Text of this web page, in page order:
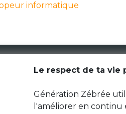
informatique
Le respect de ta vie
Génération Zébrée
l'améliorer en